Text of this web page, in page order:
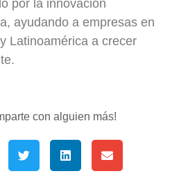
por la innovación
ayudando a empresas en
Latinoamérica a crecer
con alguien más!